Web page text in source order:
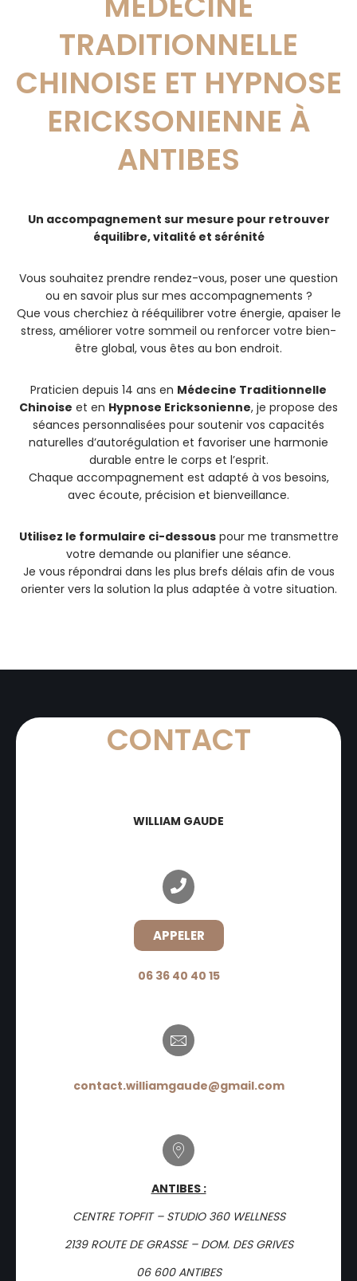
TRADITIONNELLE
CHINOISE ET HYPNOSE
ERICKSONIENNE À
ANTIBES
Un accompagnement sur mesure pour retrouver
équilibre, vitalité et sérénité
Vous souhaitez prendre rendez-vous, poser une question
ou en savoir plus sur mes accompagnements ?
Que vous cherchiez à rééquilibrer votre énergie, apaiser le
stress, améliorer votre sommeil ou renforcer votre bien-
être global, vous êtes au bon endroit.
Praticien depuis 14 ans en Médecine Traditionnelle
Chinoise et en Hypnose Ericksonienne, je propose des
séances personnalisées pour soutenir vos capacités
naturelles d’autorégulation et favoriser une harmonie
durable entre le corps et l’esprit.
Chaque accompagnement est adapté à vos besoins,
avec écoute, précision et bienveillance.
Utilisez le formulaire ci-dessouspour me transmettre
votre demande ou planifier une séance.
Je vous répondrai dans les plus brefs délais afin de vous
orienter vers la solution la plus adaptée à votre situation.
CONTACT
WILLIAM GAUDE
APPELER
06 36 40 40 15
contact.williamgaude@gmail.com
ANTIBES :
CENTRE TOPFIT – STUDIO 360 WELLNESS
2139 ROUTE DE GRASSE – DOM. DES GRIVES
06 600 ANTIBES